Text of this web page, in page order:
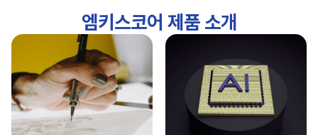
엠키 스코어 제 품 소개
AQUAEdge Total Solution